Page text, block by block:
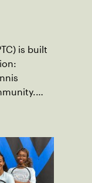
is built